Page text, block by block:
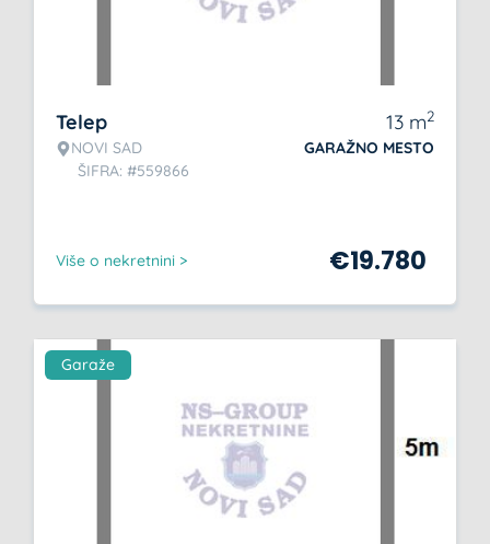
Telep
NOVI SAD
ŠIFRA: #559866
13 m2
GARAŽNO MESTO
Više o nekretnini > €19.780
Garaže